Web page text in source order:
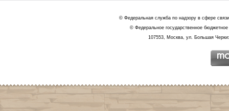
© Федеральная служба по надзору в сфере
© Федеральное государственное
107553, Москва, ул. Большая